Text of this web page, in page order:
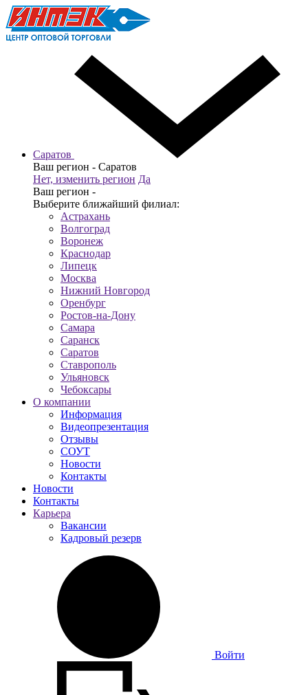
Саратов
Ваш регион - Саратов
Нет, изменить регион Да
Ваш регион -
Выберите ближайший филиал:
Астрахань
Волгоград
Воронеж
Краснодар
Липецк
Москва
Нижний Новгород
Оренбург
Ростов-на-Дону
Самара
Саранск
Саратов
Ставрополь
Ульяновск
Чебоксары
О компании
Информация
Видеопрезентация
Отзывы
СОУТ
Новости
Контакты
Новости
Контакты
Карьера
Вакансии
Кадровый резерв
Войти